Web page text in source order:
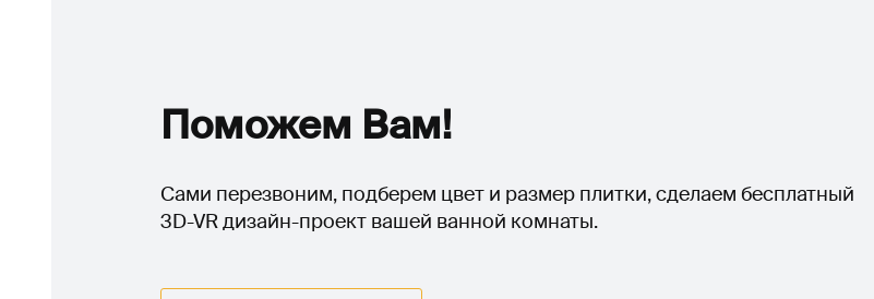
Поможем Вам!
Сами перезвоним, подберем цвет и размер плитки, сделаем бесплатный
3D-VR дизайн-проект вашей ванной комнаты.